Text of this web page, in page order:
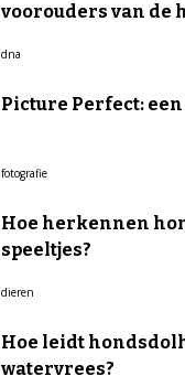
voorouders van de
dna
Picture Perfect:
fotografie
Hoe herkennen
speeltjes?
dieren
Hoe leidt
watervrees?